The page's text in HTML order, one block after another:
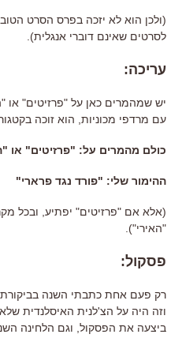
(ולכן הוא לא יזכה בפרס הסרט
לסרטים שאינם דוברי אנגלית).
עריכה:
יש שמהמרים כאן על "פרזיטים" או "
עם מרדפי מכוניות הוא זוכה
כולם מהמרים על: "פרזיטים" או
ההימור שלי: "פורד נגד פרארי"
(אלא אם "פרזיטים" יפתיע ובכל
"האירי").
פסקול:
רק פעם אחת כתבתי השנה
וזה היה על הצ'לנית האיסלנדית
ביצעה את הפסקול וגם הלחינה